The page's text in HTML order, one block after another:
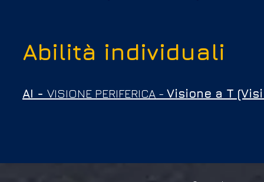
Abilità individuali
AI - VISIONE PERIFERICA - Visione a T